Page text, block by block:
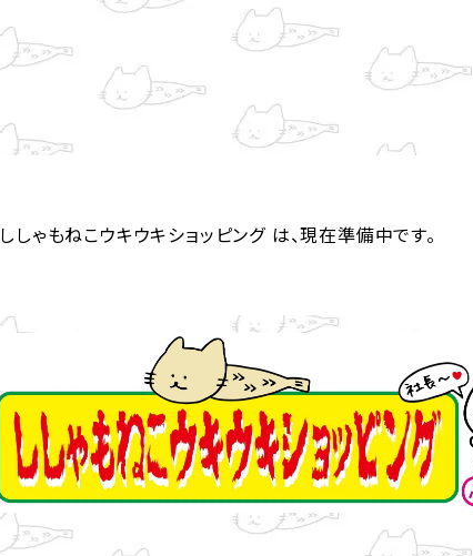
ししゃもねこウキウキショッピング は、現在準備中です。